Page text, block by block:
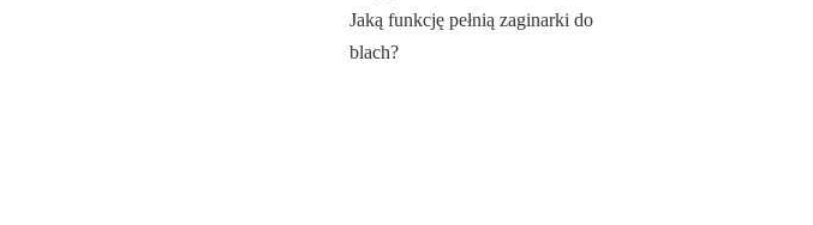
Jaką funkcję pełnią zaginarki do
blach?